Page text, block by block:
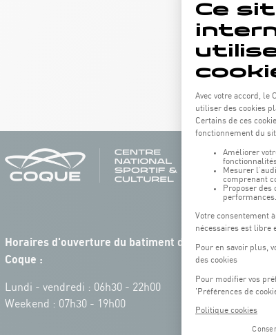
Horaires d'ouverture du batiment de la
Coque :
Lundi - vendredi : 06h30 - 22h00
Weekend : 07h30 - 19h00
+